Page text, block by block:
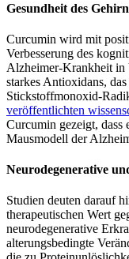
Gesundheit des
Curcumin wird mit
Verbesserung des
Alzheimer-Krankheit in
starkes Antioxidans,
Stickstoffmonoxid-
veröffentlichten
Curcumin gezeigt,
Mausmodell der
Neurodegenerative
Studien deuten darauf
therapeutischen Wert
neurodegenerative
alterungsbedingte